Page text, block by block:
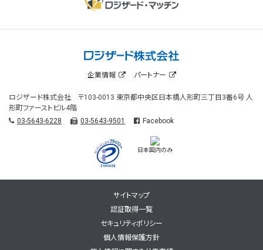
企業情報 パートナー
ロジザード株式会社 〒103-0013 東京都中央区日本橋人形町三丁目3番6号 人
形町ファーストビル4階
03-5643-6228
03-5643-9501 Facebook
日本国内のみ
サイトマップ
認証取得一覧
セキュリティポリシー
個人情報保護方針